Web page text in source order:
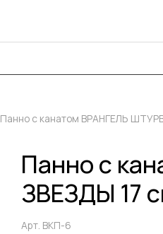
Панно с канатом ВРАНГЕЛЬ
Панно с
ЗВЕЗДЫ 17
Арт. ВКП-6